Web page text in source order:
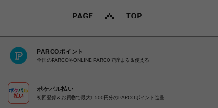
PARCOポイント
全国のPARCOやONLINE PARCOで貯まる＆使える
ポケパル払い
初回登録＆お買物で最大1,500円分のPARCOポイント進呈